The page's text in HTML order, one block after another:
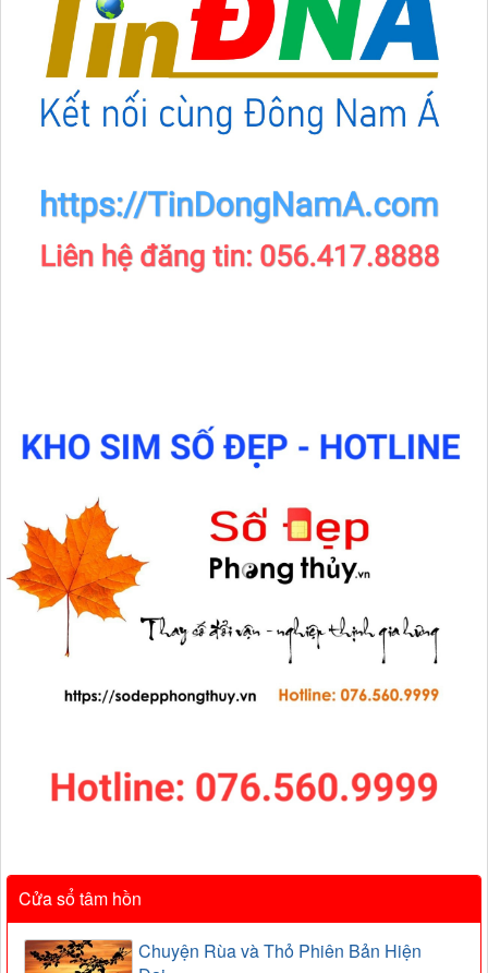
Cửa sổ tâm hồn
Chuyện Rùa và Thỏ Phiên Bản Hiện